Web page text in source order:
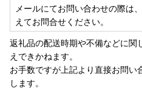
ださい。
◆返礼品ページに記載の納期よ
ざいます。
【窓口対応日：土日祝除く平
■お申込みについて
メールにてお問い合わせの際は
えてお問合せください。
返礼品の配送時期や不備などに関
えできかねます。
お手数ですが上記より直接お問い
します。